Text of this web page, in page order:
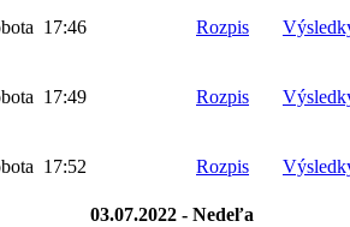
17:46 Rozpis
17:49 Rozpis
17:52 Rozpis
03.07.2022 - Nedeľa